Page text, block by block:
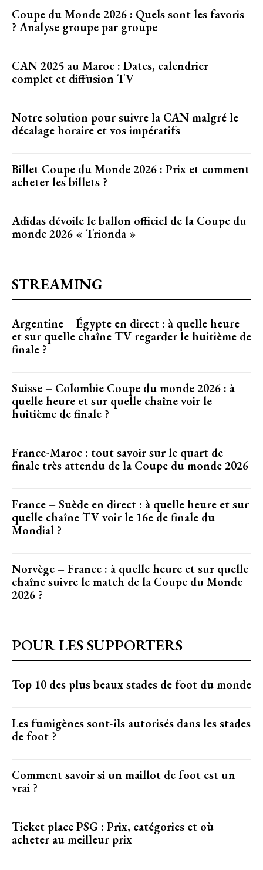
Coupe du Monde 2026 : Quels sont les favoris
? Analyse groupe par groupe
CAN 2025 au Maroc : Dates, calendrier
complet et diffusion TV
Notre solution pour suivre la CAN malgré le
décalage horaire et vos impératifs
Billet Coupe du Monde 2026 : Prix et comment
acheter les billets ?
Adidas dévoile le ballon officiel de la Coupe du
monde 2026 « Trionda »
STREAMING
Argentine – Égypte en direct : à quelle heure
et sur quelle chaîne TV regarder le huitième de
finale ?
Suisse – Colombie Coupe du monde 2026 : à
quelle heure et sur quelle chaîne voir le
huitième de finale ?
France-Maroc : tout savoir sur le quart de
finale très attendu de la Coupe du monde 2026
France – Suède en direct : à quelle heure et sur
quelle chaîne TV voir le 16e de finale du
Mondial ?
Norvège – France : à quelle heure et sur quelle
chaîne suivre le match de la Coupe du Monde
2026 ?
POUR LES SUPPORTERS
Top 10 des plus beaux stades de foot du monde
Les fumigènes sont-ils autorisés dans les stades
de foot ?
Comment savoir si un maillot de foot est un
vrai ?
Ticket place PSG : Prix, catégories et où
acheter au meilleur prix